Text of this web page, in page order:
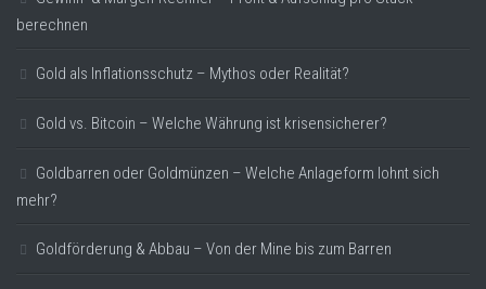
berechnen
Gold als Inflationsschutz – Mythos oder Realität?
Gold vs. Bitcoin – Welche Währung ist krisensicherer?
Goldbarren oder Goldmünzen – Welche Anlageform lohnt sich
mehr?
Goldförderung & Abbau – Von der Mine bis zum Barren